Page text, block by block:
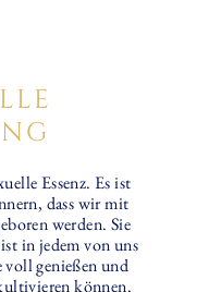
Essenz. Es ist
dass wir mit
werden. Sie
in jedem von uns
voll genießen und
können.